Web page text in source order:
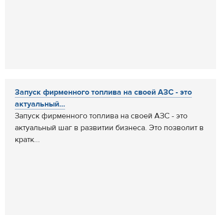
Запуск фирменного топлива на своей АЗС - это
актуальный...
Запуск фирменного топлива на своей АЗС - это
актуальный шаг в развитии бизнеса. Это позволит в
кратк...